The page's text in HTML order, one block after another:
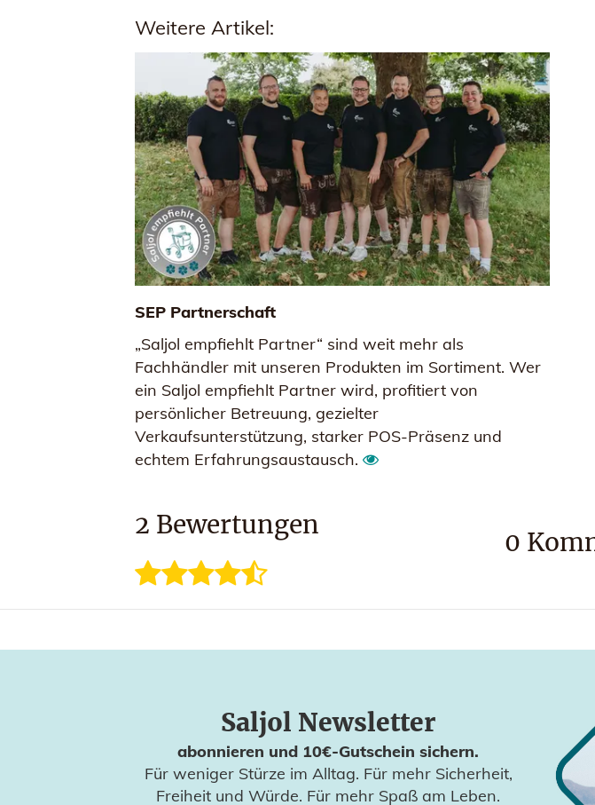
Weitere Artikel:
SEP Partnerschaft
„Saljol empfiehlt Partner“ sind weit mehr als
Fachhändler mit unseren Produkten im Sortiment. Wer
ein Saljol empfiehlt Partner wird, profitiert von
persönlicher Betreuung, gezielter
Verkaufsunterstützung, starker POS-Präsenz und
echtem Erfahrungsaustausch.
2 Bewertungen
0
Saljol Newsletter
abonnieren und 10€-Gutschein sichern.
Für weniger Stürze im Alltag. Für mehr Sicherheit,
Freiheit und Würde. Für mehr Spaß am Leben.